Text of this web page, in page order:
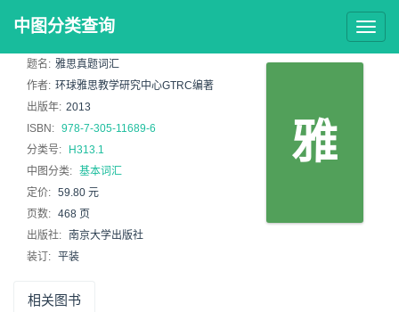
中图分类查询
雅
题名: 雅思真题词汇
作者: 环球雅思教学研究中心GTRC编著
出版年: 2013
ISBN: 978-7-305-11689-6
分类号:
H313.1
中图分类: 基本词汇
定价: 59.80 元
页数: 468 页
出版社:
南京大学出版社
装订: 平装
相关图书